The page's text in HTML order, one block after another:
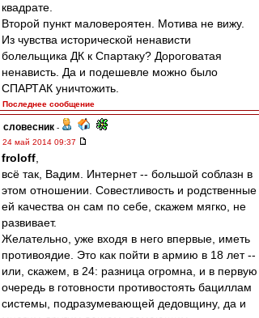
квадрате.
Второй пункт маловероятен. Мотива не вижу.
Из чувства исторической ненависти
болельщика ДК к Спартаку? Дороговатая
ненависть. Да и подешевле можно было
СПАРТАК уничтожить.
Последнее сообщение
словесник -
24 май 2014 09:37
froloff
всё так, Вадим. Интернет -- большой соблазн в
этом отношении. Совестливость и родственные
ей качества он сам по себе, скажем мягко, не
развивает.
Желательно, уже входя в него впервые, иметь
противоядие. Это как пойти в армию в 18 лет --
или, скажем, в 24: разница огромна, и в первую
очередь в готовности противостоять бациллам
системы, подразумевающей дедовщину, да и